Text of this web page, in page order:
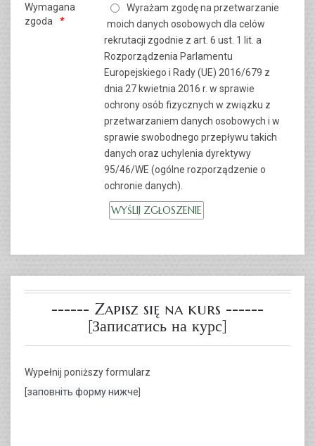
Wymagana
zgoda
Wyrażam zgodę na przetwarzanie
moich danych osobowych dla celów
rekrutacji zgodnie z art. 6 ust. 1 lit. a
Rozporządzenia Parlamentu
Europejskiego i Rady (UE) 2016/679 z
dnia 27 kwietnia 2016 r. w sprawie
ochrony osób fizycznych w związku z
przetwarzaniem danych osobowych i w
sprawie swobodnego przepływu takich
danych oraz uchylenia dyrektywy
95/46/WE (ogólne rozporządzenie o
ochronie danych).
------ Zapisz się na kurs ------
[Записатись на курс]
Wypełnij poniższy formularz
[заповніть форму нижче